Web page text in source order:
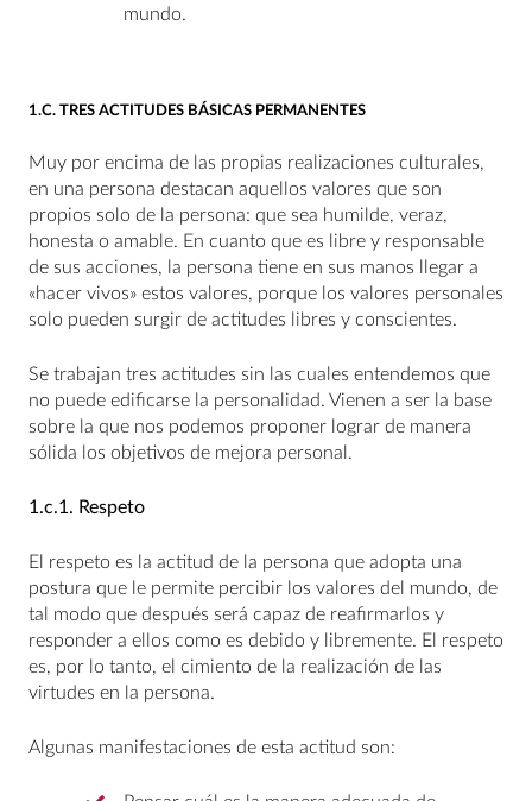
mundo.
1.C. TRES ACTITUDES BÁSICAS PERMANENTES
Muy por encima de las propias realizaciones culturales,
en una persona destacan aquellos valores que son
propios solo de la persona: que sea humilde, veraz,
honesta o amable. En cuanto que es libre y responsable
de sus acciones, la persona tiene en sus manos llegar a
«hacer vivos» estos valores, porque los valores personales
solo pueden surgir de actitudes libres y conscientes.
Se trabajan tres actitudes sin las cuales entendemos que
no puede edificarse la personalidad. Vienen a ser la base
sobre la que nos podemos proponer lograr de manera
sólida los objetivos de mejora personal.
1.c.1. Respeto
El respeto es la actitud de la persona que adopta una
postura que le permite percibir los valores del mundo, de
tal modo que después será capaz de reafirmarlos y
responder a ellos como es debido y libremente. El respeto
es, por lo tanto, el cimiento de la realización de las
virtudes en la persona.
Algunas manifestaciones de esta actitud son: